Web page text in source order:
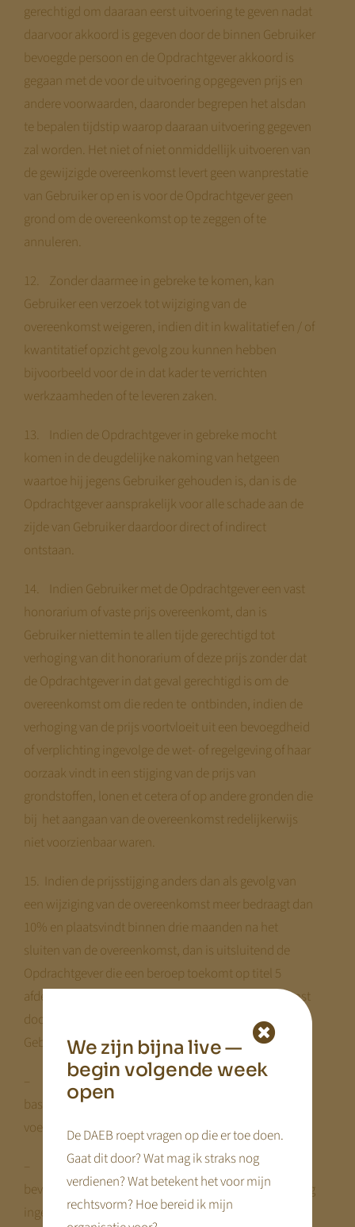
gerechtigd om daaraan eerst uitvoering te geven nadat
daarvoor akkoord is gegeven door de binnen Gebruiker
bevoegde persoon en de Opdrachtgever akkoord is
gegaan met de voor de uitvoering opgegeven prijs en
andere voorwaarden, daaronder begrepen het alsdan
te bepalen tijdstip waarop daaraan uitvoering gegeven
zal worden. Het niet of niet onmiddellijk uitvoeren van
de gewijzigde overeenkomst levert geen wanprestatie
van Gebruiker op en is voor de Opdrachtgever geen
grond om de overeenkomst op te zeggen of te
annuleren.
12. Zonder daarmee in gebreke te komen, kan
Gebruiker een verzoek tot wijziging van de
overeenkomst weigeren, indien dit in kwalitatief en / of
kwantitatief opzicht gevolg zou kunnen hebben
bijvoorbeeld voor de in dat kader te verrichten
werkzaamheden of te leveren zaken.
13. Indien de Opdrachtgever in gebreke mocht
komen in de deugdelijke nakoming van hetgeen
waartoe hij jegens Gebruiker gehouden is, dan is de
Opdrachtgever aansprakelijk voor alle schade aan de
zijde van Gebruiker daardoor direct of indirect
ontstaan.
14. Indien Gebruiker met de Opdrachtgever een vast
honorarium of vaste prijs overeenkomt, dan is
Gebruiker niettemin te allen tijde gerechtigd tot
verhoging van dit honorarium of deze prijs zonder dat
de Opdrachtgever in dat geval gerechtigd is om de
overeenkomst om die reden te ontbinden, indien de
verhoging van de prijs voortvloeit uit een bevoegdheid
of verplichting ingevolge de wet- of regelgeving of haar
oorzaak vindt in een stijging van de prijs van
grondstoffen, lonen et cetera of op andere gronden die
bij het aangaan van de overeenkomst redelijkerwijs
niet voorzienbaar waren.
15. Indien de prijsstijging anders dan als gevolg van
een wijziging van de overeenkomst meer bedraagt dan
10% en plaatsvindt binnen drie maanden na het
sluiten van de overeenkomst, dan is uitsluitend de
Opdrachtgever die een beroep toekomt op titel 5
afdeling 3 van Boek 6 BW gerechtigd de overeenkomst
door een schriftelijke verklaring te ontbinden, tenzij
Gebruiker
– alsdan alsnog bereid is om de overeenkomst op
basis van het oorspronkelijk overeengekomene uit te
voeren;
– indien de prijsverhoging voortvloeit uit een
bevoegdheid of een op Gebruiker rustende verplichting
ingevolge de wet;
We zijn bijna live —
begin volgende week
open
De DAEB roept vragen op die er toe doen.
Gaat dit door? Wat mag ik straks nog
verdienen? Wat betekent het voor mijn
rechtsvorm? Hoe bereid ik mijn